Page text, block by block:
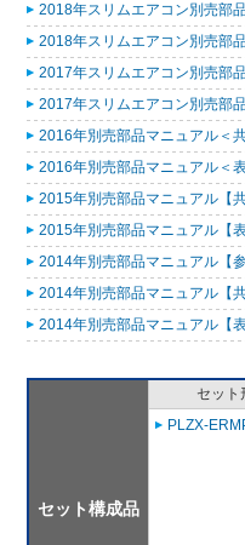
2018年スリムエアコン別売部
2018年スリムエアコン別売部
2017年スリムエアコン別売部
2017年スリムエアコン別売部
2016年別売部品マニュアル＜
2016年別売部品マニュアル＜
2015年別売部品マニュアル【
2015年別売部品マニュアル【
2014年別売部品マニュアル【
2014年別売部品マニュアル【
2014年別売部品マニュアル【
セット構成品
セット
PLZX-